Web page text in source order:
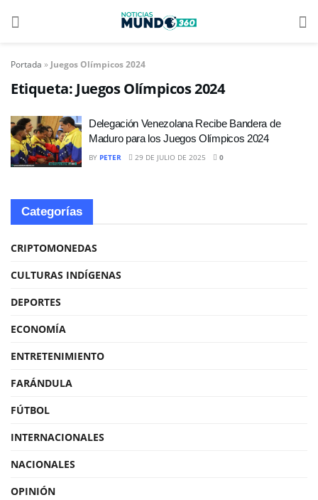
Portada » Juegos Olímpicos 2024
Etiqueta: Juegos Olímpicos 2024
Delegación Venezolana Recibe Bandera de
Maduro para los Juegos Olímpicos 2024
BY PETER 29 DE JULIO DE 2025 0
Categorías
CRIPTOMONEDAS
CULTURAS INDÍGENAS
DEPORTES
ECONOMÍA
ENTRETENIMIENTO
FARÁNDULA
FÚTBOL
INTERNACIONALES
NACIONALES
OPINIÓN